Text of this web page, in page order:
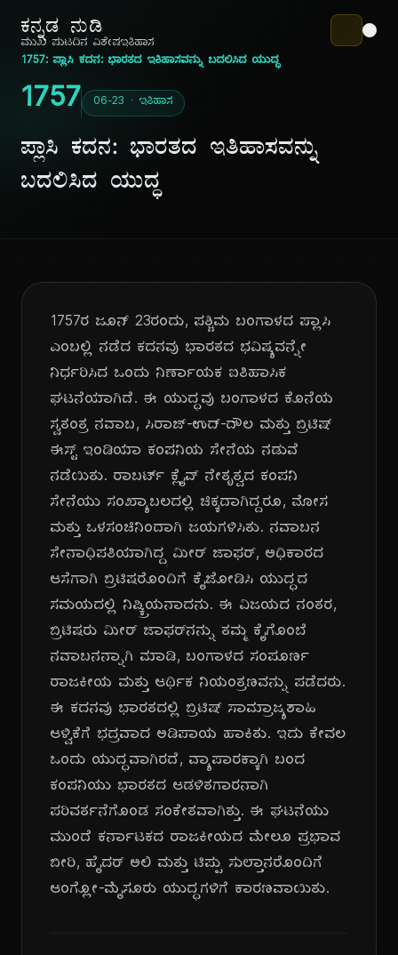
ಕನ್ನಡ ನುಡಿ
ಮುಖ ಪುಟದಿನ ವಿಶೇಷಇತಿಹಾಸ
1757: ಪ್ಲಾಸಿ ಕದನ: ಭಾರತದ ಇತಿಹಾಸವನ್ನು ಬದಲಿಸಿದ ಯುದ್ಧ
1757 06-23 · ಇತಿಹಾಸ
ಪ್ಲಾಸಿ ಕದನ: ಭಾರತದ ಇತಿಹಾಸವನ್ನು
ಬದಲಿಸಿದ ಯುದ್ಧ
1757ರ ಜೂನ್ 23ರಂದು, ಪಶ್ಚಿಮ ಬಂಗಾಳದ ಪ್ಲಾಸಿ
ಎಂಬಲ್ಲಿ ನಡೆದ ಕದನವು ಭಾರತದ ಭವಿಷ್ಯವನ್ನೇ
ನಿರ್ಧರಿಸಿದ ಒಂದು ನಿರ್ಣಾಯಕ ಐತಿಹಾಸಿಕ
ಘಟನೆಯಾಗಿದೆ. ಈ ಯುದ್ಧವು ಬಂಗಾಳದ ಕೊನೆಯ
ಸ್ವತಂತ್ರ ನವಾಬ, ಸಿರಾಜ್-ಉದ್-ದೌಲ ಮತ್ತು ಬ್ರಿಟಿಷ್
ಈಸ್ಟ್ ಇಂಡಿಯಾ ಕಂಪನಿಯ ಸೇನೆಯ ನಡುವೆ
ನಡೆಯಿತು. ರಾಬರ್ಟ್ ಕ್ಲೈವ್ ನೇತೃತ್ವದ ಕಂಪನಿ
ಸೇನೆಯು ಸಂಖ್ಯಾಬಲದಲ್ಲಿ ಚಿಕ್ಕದಾಗಿದ್ದರೂ, ಮೋಸ
ಮತ್ತು ಒಳಸಂಚಿನಿಂದಾಗಿ ಜಯಗಳಿಸಿತು. ನವಾಬನ
ಸೇನಾಧಿಪತಿಯಾಗಿದ್ದ ಮೀರ್ ಜಾಫರ್, ಅಧಿಕಾರದ
ಆಸೆಗಾಗಿ ಬ್ರಿಟಿಷರೊಂದಿಗೆ ಕೈಜೋಡಿಸಿ ಯುದ್ಧದ
ಸಮಯದಲ್ಲಿ ನಿಷ್ಕ್ರಿಯನಾದನು. ಈ ವಿಜಯದ ನಂತರ,
ಬ್ರಿಟಿಷರು ಮೀರ್ ಜಾಫರ್‌ನನ್ನು ತಮ್ಮ ಕೈಗೊಂಬೆ
ನವಾಬನನ್ನಾಗಿ ಮಾಡಿ, ಬಂಗಾಳದ ಸಂಪೂರ್ಣ
ರಾಜಕೀಯ ಮತ್ತು ಆರ್ಥಿಕ ನಿಯಂತ್ರಣವನ್ನು ಪಡೆದರು.
ಈ ಕದನವು ಭಾರತದಲ್ಲಿ ಬ್ರಿಟಿಷ್ ಸಾಮ್ರಾಜ್ಯಶಾಹಿ
ಆಳ್ವಿಕೆಗೆ ಭದ್ರವಾದ ಅಡಿಪಾಯ ಹಾಕಿತು. ಇದು ಕೇವಲ
ಒಂದು ಯುದ್ಧವಾಗಿರದೆ, ವ್ಯಾಪಾರಕ್ಕಾಗಿ ಬಂದ
ಕಂಪನಿಯು ಭಾರತದ ಆಡಳಿತಗಾರನಾಗಿ
ಪರಿವರ್ತನೆಗೊಂಡ ಸಂಕೇತವಾಗಿತ್ತು. ಈ ಘಟನೆಯು
ಮುಂದೆ ಕರ್ನಾಟಕದ ರಾಜಕೀಯದ ಮೇಲೂ ಪ್ರಭಾವ
ಬೀರಿ, ಹೈದರ್ ಅಲಿ ಮತ್ತು ಟಿಪ್ಪು ಸುಲ್ತಾನರೊಂದಿಗೆ
ಆಂಗ್ಲೋ-ಮೈಸೂರು ಯುದ್ಧಗಳಿಗೆ ಕಾರಣವಾಯಿತು.